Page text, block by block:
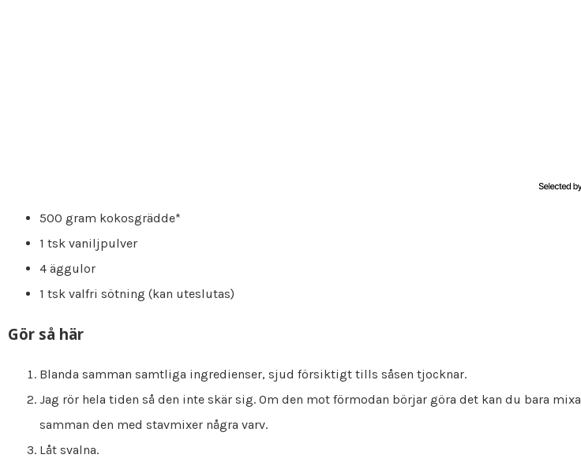
500 gram kokosgrädde*
1 tsk vaniljpulver
4 äggulor
1 tsk valfri sötning (kan uteslutas)
Gör så här
Blanda samman samtliga ingredienser, sjud försiktigt tills såsen tjocknar.
Jag rör hela tiden så den inte skär sig. Om den mot förmodan börjar göra det kan du bara mixa
samman den med stavmixer några varv.
Låt svalna.